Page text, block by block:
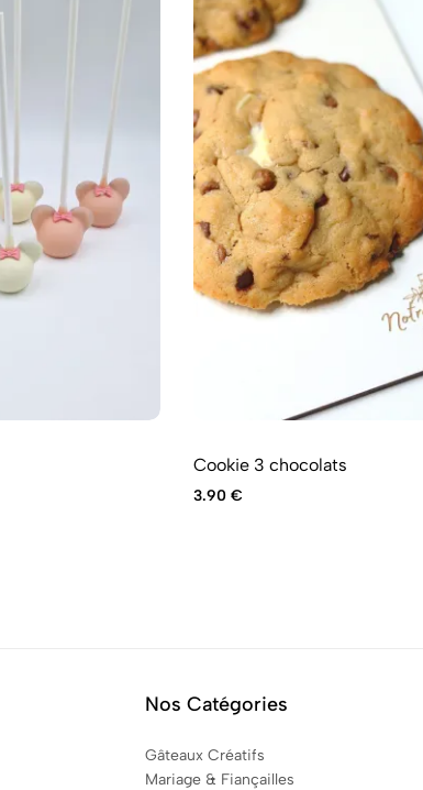
Cookie 3 chocolats
3.90 €
Nos Catégories
Gâteaux Créatifs
Mariage & Fiançailles